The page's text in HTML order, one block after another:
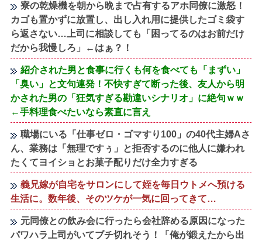
寮の乾燥機を朝から晩まで占有するアホ同僚に激怒！
カゴも置かずに放置し、出し入れ用に提供したゴミ袋す
ら返さない…上司に相談しても「困ってるのはお前だけ
だから我慢しろ」←はぁ？！
紹介された男と食事に行くも何を食べても「まずい」
「臭い」と文句連発！不快すぎて断った後、友人から明
かされた男の「狂気すぎる勘違いシナリオ」に絶句ｗｗ
←手料理食べたいなら素直に言え
職場にいる「仕事ゼロ・ゴマすり100」の40代主婦Aさ
ん、業務は「無理ですぅ」と拒否するのに他人に嫌われ
たくてヨイショとお菓子配りだけ全力すぎる
義兄嫁が自宅をサロンにして姪を毎日ウトメへ預ける
生活に。数年後、そのツケが一気に回ってきて…
元同僚との飲み会に行ったら会社辞める原因になった
パワハラ上司がいてブチ切れそう！「俺が鍛えたから出